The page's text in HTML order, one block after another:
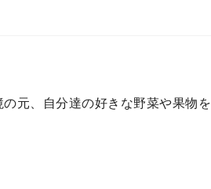
元、自分達の好きな野菜や果物を